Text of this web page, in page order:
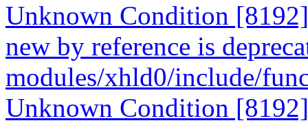
Unknown Condition
new by reference is
modules/xhld0/include/
Unknown Condition